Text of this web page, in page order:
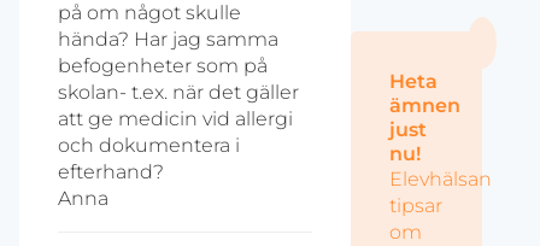
på om något skulle
hända? Har jag samma
befogenheter som på
skolan- t.ex. när det gäller
att ge medicin vid allergi
och dokumentera i
efterhand?
Anna
Heta
ämnen
just
nu!
Elevhälsan
tipsar
om